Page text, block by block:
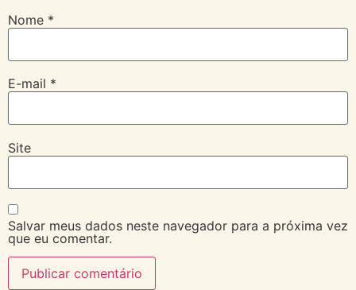
Nome *
E-mail *
Site
Salvar meus dados neste navegador para a próxima vez
que eu comentar.